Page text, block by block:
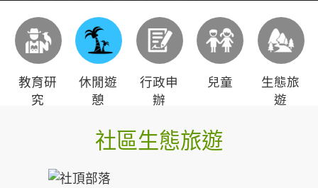
教育研
究
休閒遊
憩
行政申
辦
兒童
生態旅
遊
社區生態旅遊